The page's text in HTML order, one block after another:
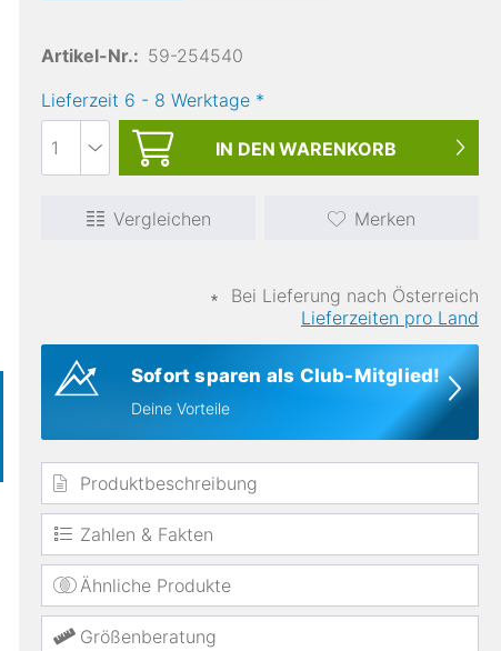
Artikel-Nr.: 59-254540
Lieferzeit 6 - 8 Werktage *
IN DEN WARENKORB
Vergleichen Merken
∗
Bei Lieferung nach Österreich
Lieferzeiten pro Land
Sofort sparen als Club-Mitglied!
Deine Vorteile
Produktbeschreibung
Zahlen & Fakten
Ähnliche Produkte
Größenberatung
Materialien